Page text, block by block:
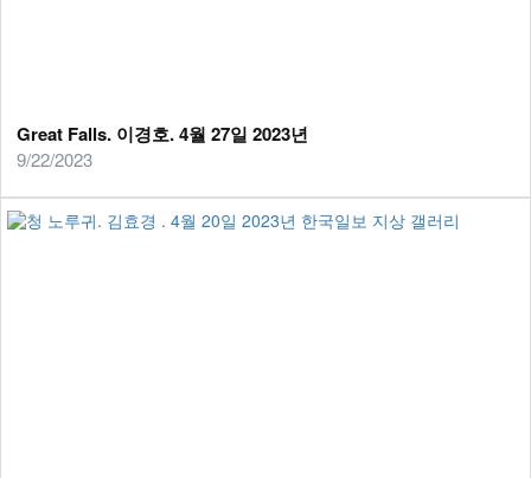
Great Falls. 이경호. 4월 27일 2023년
9/22/2023